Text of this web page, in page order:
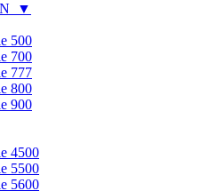
▼
500
700
777
800
900
4500
5500
5600